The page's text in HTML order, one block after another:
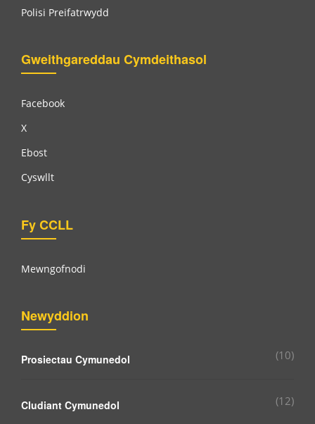
Polisi Preifatrwydd
Gweithgareddau Cymdeithasol
Facebook
X
Ebost
Cyswllt
Fy CCLL
Mewngofnodi
Newyddion
Prosiectau Cymunedol (10)
Cludiant Cymunedol (12)